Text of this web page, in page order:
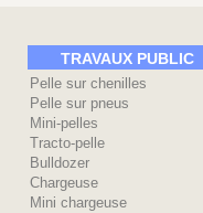
TRAVAUX PUBLIC
Pelle sur chenilles
Pelle sur pneus
Mini-pelles
Tracto-pelle
Bulldozer
Chargeuse
Mini chargeuse